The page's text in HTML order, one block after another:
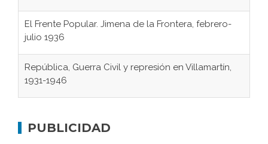
El Frente Popular. Jimena de la Frontera, febrero-
julio 1936
República, Guerra Civil y represión en Villamartín,
1931-1946
concentración nazis
PUBLICIDAD